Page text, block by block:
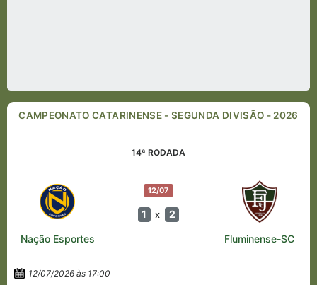
CAMPEONATO CATARINENSE - SEGUNDA DIVISÃO - 2026
14ª RODADA
12/07
1 x 2
Nação Esportes Fluminense-SC
12/07/2026 às 17:00